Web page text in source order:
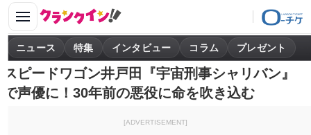
ニュース 特集 インタビュー コラム プレゼント
スピードワゴン井戸田『宇宙刑事シャリバン』
で声優に！30年前の悪役に命を吹き込む
[ADVERTISEMENT]